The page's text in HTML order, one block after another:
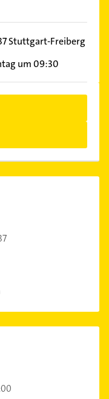
Stuttgart-Freiberg
um 09:30